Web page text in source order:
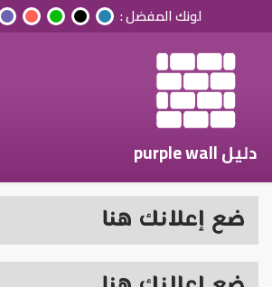
لونك المفضل :
دليل purple wall